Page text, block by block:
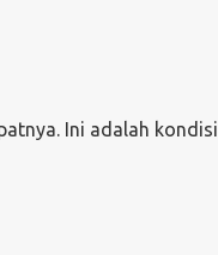
Ini adalah kondisi